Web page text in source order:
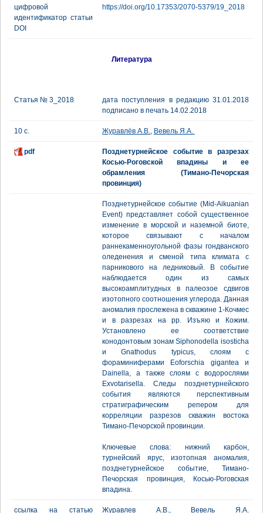
цифровой
идентификатор статьи
DOI
https://doi.org/10.17353/2070-5379/19_2018
Литература
Статья № 3_2018
дата поступления в редакцию 31.01.2018
подписано в печать 14.02.2018
10 с. Журавлёв А.В., Вевель Я.А.
pdf
Позднетурнейское событие в разрезах
Косью-Роговской впадины и ее
обрамления (Тимано-Печорская
провинция)
Позднетурнейское событие (Mid-Aikuanian
Event) представляет собой существенное
изменение в морской и наземной биоте,
которое связывают с началом
раннекаменноугольной фазы гондванского
оледенения и сменой типа климата с
парникового на ледниковый. В событие
наблюдается один из самых
высокоамплитудных в палеозое сдвигов
изотопного соотношения углерода. Данная
аномалия прослежена в скважине 1-Кочмес
и в разрезах на рр. Изъяю и Кожим.
Установлено ее соответствие
конодонтовым зонам Siphonodella isosticha
и Gnathodus typicus, слоям с
фораминиферами Eoforschia gigantea и
Dainella, а также слоям с водорослями
Exvotarisella. Следы позднетурнейского
события являются перспективным
стратиграфическим репером для
корреляции разрезов скважин востока
Тимано-Печорской провинции.
Ключевые слова: нижний карбон,
турнейский ярус, изотопная аномалия,
позднетурнейское событие, Тимано-
Печорская провинция, Косью-Роговская
впадина.
ссылка на статью Журавлев А.В., Вевель Я.А.